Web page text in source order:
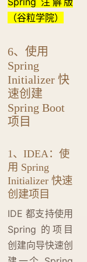
（谷粒学院）
6、使用
Spring
Initializer 快
速创建
Spring Boot
项目
1、IDEA：使
用 Spring
Initializer 快速
创建项目
IDE 都支持使用
Spring 的项目
创建向导快速创